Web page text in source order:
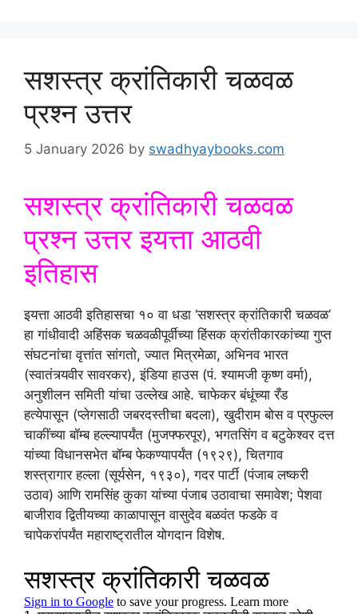
सशस्त्र क्रांतिकारी चळवळ
प्रश्न उत्तर
5 January 2026 by swadhyaybooks.com
सशस्त्र क्रांतिकारी चळवळ
प्रश्न उत्तर इयत्ता आठवी
इतिहास
इयत्ता आठवी इतिहासचा १० वा धडा ‘सशस्त्र क्रांतिकारी चळवळ’
हा गांधीवादी अहिंसक चळवळीपूर्वीच्या हिंसक क्रांतीकारकांच्या गुप्त
संघटनांचा वृत्तांत सांगतो, ज्यात मित्रमेळा, अभिनव भारत
(स्वातंत्र्यवीर सावरकर), इंडिया हाउस (पं. श्यामजी कृष्ण वर्मा),
अनुशीलन समिती यांचा उल्लेख आहे. चाफेकर बंधूंच्या रँड
हत्येपासून (प्लेगसाठी जबरदस्तीचा बदला), खुदीराम बोस व प्रफुल्ल
चाकींच्या बॉम्ब हल्ल्यापर्यंत (मुजफ्फरपूर), भगतसिंग व बटुकेश्वर दत्त
यांच्या विधानसभेत बॉम्ब फेकण्यापर्यंत (१९२९), चितगाव
शस्त्रागार हल्ला (सूर्यसेन, १९३०), गदर पार्टी (पंजाब लष्करी
उठाव) आणि रामसिंह कुका यांच्या पंजाब उठावाचा समावेश; पेशवा
बाजीराव द्वितीयच्या काळापासून वासुदेव बळवंत फडके व
चापेकरांपर्यंत महाराष्ट्रातील योगदान विशेष.